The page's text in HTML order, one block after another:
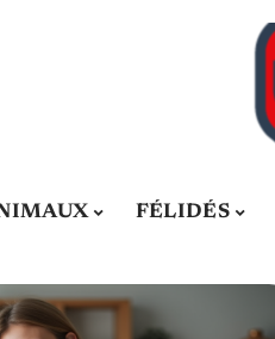
FÉLIDÉS